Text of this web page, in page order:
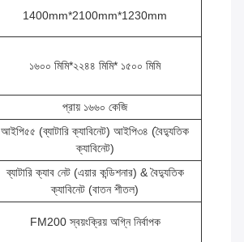
1400mm*2100mm*1230mm
১৬০০ মিমি*২২৪৪ মিমি* ১৫০০ মিমি
প্রায় ১৬৬০ কেজি
আইপি৫৫ (ব্যাটারি ক্যাবিনেট) আইপি৩৪ (বৈদ্যুতিক
ক্যাবিনেট)
ব্যাটারি ক্যাব নেট (এয়ার কন্ডিশনার) & বৈদ্যুতিক
ক্যাবিনেট (বাতন শীতল)
FM200 স্বয়ংক্রিয় অগ্নি নির্বাপক